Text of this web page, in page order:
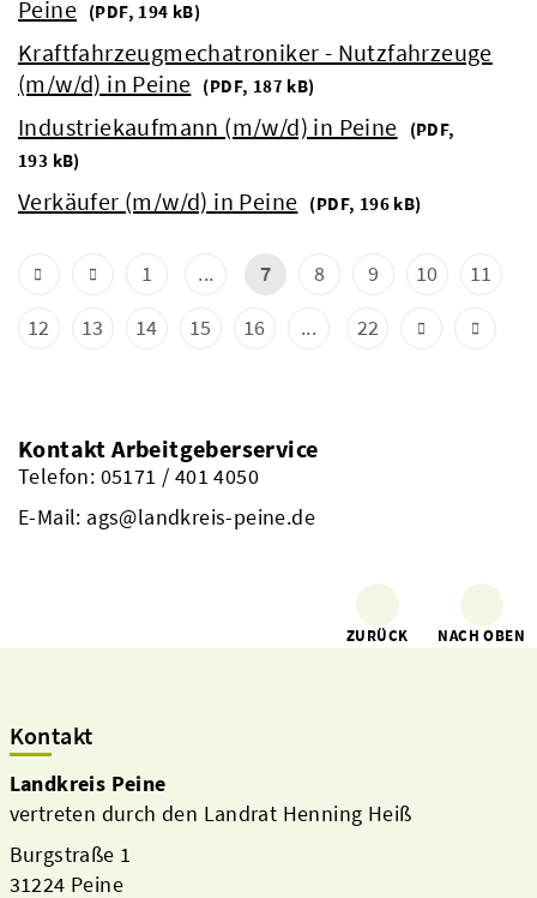
Peine (PDF, 194 kB)
Kraftfahrzeugmechatroniker - Nutzfahrzeuge
(m/w/d) in Peine (PDF, 187 kB)
Industriekaufmann (m/w/d) in Peine (PDF,
193 kB)
Verkäufer (m/w/d) in Peine (PDF, 196 kB)
1 ... 7 8 9 10
11
12
13 14 15 16 ... 22
Kontakt Arbeitgeberservice
Telefon: 05171 / 401 4050
E-Mail: ags@landkreis-peine.de
ZURÜCK NACH OBEN
Kontakt
Landkreis Peine
vertreten durch den Landrat Henning Heiß
Burgstraße 1
31224 Peine